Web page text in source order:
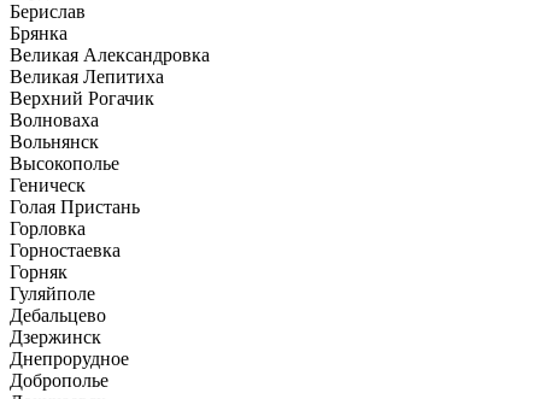
Берислав
Брянка
Великая Александровка
Великая Лепитиха
Верхний Рогачик
Волноваха
Вольнянск
Высокополье
Геническ
Голая Пристань
Горловка
Горностаевка
Горняк
Гуляйполе
Дебальцево
Дзержинск
Днепрорудное
Доброполье